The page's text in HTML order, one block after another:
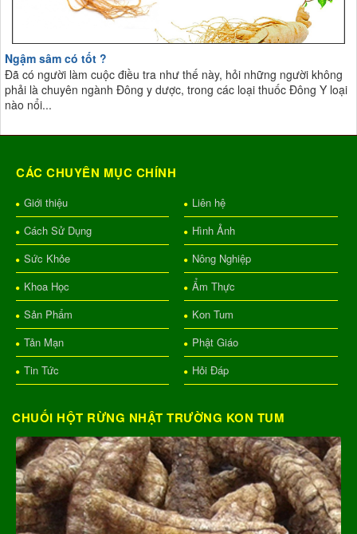
Ngậm sâm có tốt ?
Đã có người làm cuộc điều tra như thế này, hỏi những người không
phải là chuyên ngành Đông y dược, trong các loại thuốc Đông Y loại
nào nổi...
CÁC CHUYÊN MỤC CHÍNH
Giới thiệu
Liên hệ
Cách Sử Dụng
Hình Ảnh
Sức Khỏe
Nông Nghiệp
Khoa Học
Ẩm Thực
Sản Phẩm
Kon Tum
Tản Mạn
Phật Giáo
Tin Tức
Hỏi Đáp
CHUỐI HỘT RỪNG NHẬT TRƯỜNG KON TUM